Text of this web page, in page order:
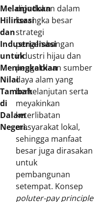
Melanjutkan
Hilirisasi
dan
Industrialisasi
untuk
Meningkatkan
Nilai
Tambah
di
Dalam
Negeri.
dipadukan dalam
kerangka besar
strategi
pengembangan
industri hijau dan
pengelolaan sumber
daya alam yang
berkelanjutan serta
meyakinkan
keterlibatan
masyarakat lokal,
sehingga manfaat
besar juga dirasakan
untuk
pembangunan
setempat. Konsep
poluter-pay principle